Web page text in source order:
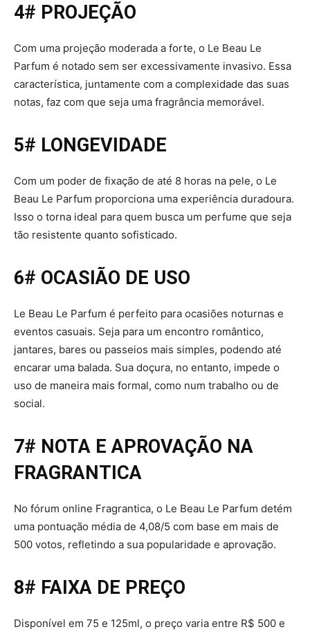
4# PROJEÇÃO
Com uma projeção moderada a forte, o Le Beau Le
Parfum é notado sem ser excessivamente invasivo. Essa
característica, juntamente com a complexidade das suas
notas, faz com que seja uma fragrância memorável.
5# LONGEVIDADE
Com um poder de fixação de até 8 horas na pele, o Le
Beau Le Parfum proporciona uma experiência duradoura.
Isso o torna ideal para quem busca um perfume que seja
tão resistente quanto sofisticado.
6# OCASIÃO DE USO
Le Beau Le Parfum é perfeito para ocasiões noturnas e
eventos casuais. Seja para um encontro romântico,
jantares, bares ou passeios mais simples, podendo até
encarar uma balada. Sua doçura, no entanto, impede o
uso de maneira mais formal, como num trabalho ou de
social.
7# NOTA E APROVAÇÃO NA
FRAGRANTICA
No fórum online Fragrantica, o Le Beau Le Parfum detém
uma pontuação média de 4,08/5 com base em mais de
500 votos, refletindo a sua popularidade e aprovação.
8# FAIXA DE PREÇO
Disponível em 75 e 125ml, o preço varia entre R$ 500 e